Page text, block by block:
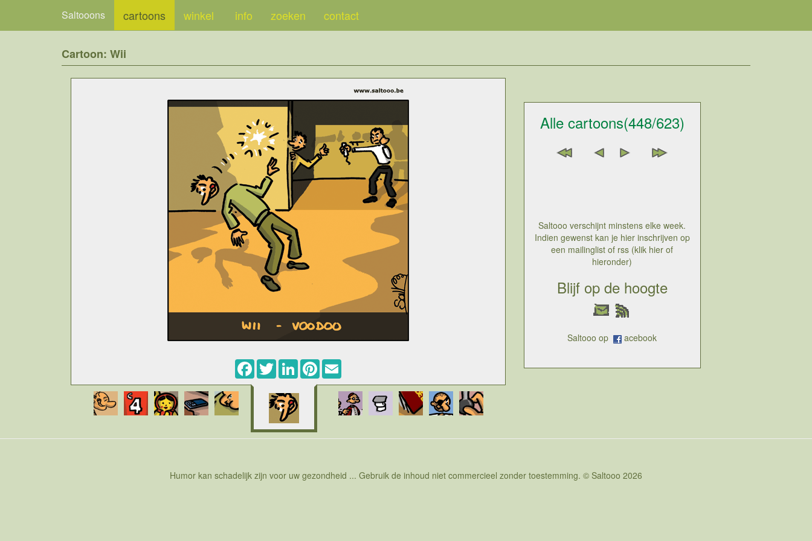
Saltooons cartoons winkel info zoeken contact
Cartoon: Wii
Facebook
TwitterLinkedInPinterest
Alle cartoons(448/623)
Saltooo verschijnt minstens elke week.
Indien gewenst kan je hier inschrijven op
een mailinglist of rss (klik hier of
hieronder)
Blijf op de hoogte
Saltooo op acebook
Humor kan schadelijk zijn voor uw gezondheid ... Gebruik de inhoud niet commercieel zonder toestemming. © Saltooo 2026